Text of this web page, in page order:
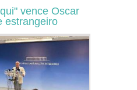
vence Oscar
estrangeiro